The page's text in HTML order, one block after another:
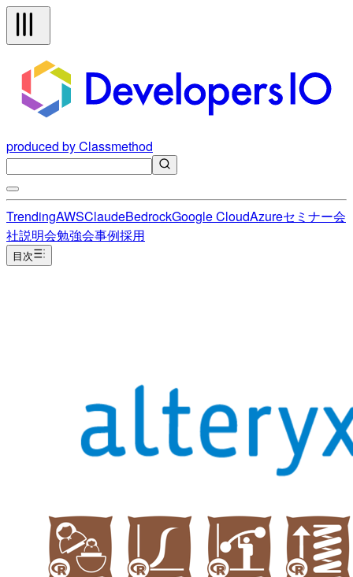
produced by Classmethod
TrendingAWSClaudeBedrockGoogle CloudAzureセミナー会
社説明会勉強会事例採用
目次